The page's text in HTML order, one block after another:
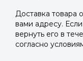
Доставка товара
вами адресу.
вернуть его в
согласно